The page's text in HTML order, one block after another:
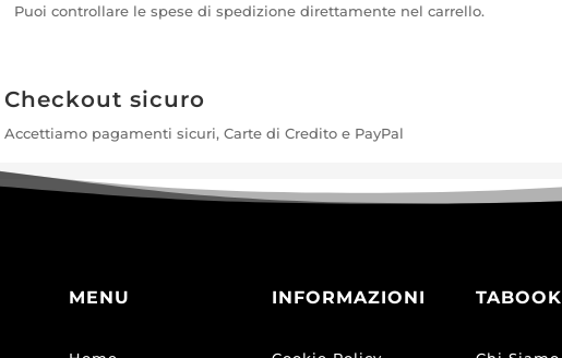
Puoi controllare le spese di spedizione direttamente nel carrello.
Checkout sicuro
Accettiamo pagamenti sicuri, Carte di Credito e PayPal
MENU INFORMAZIONI TABOOK